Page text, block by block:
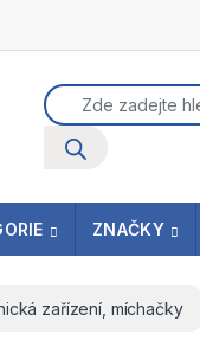
Products search
ZNAČKY
zařízení, míchačky